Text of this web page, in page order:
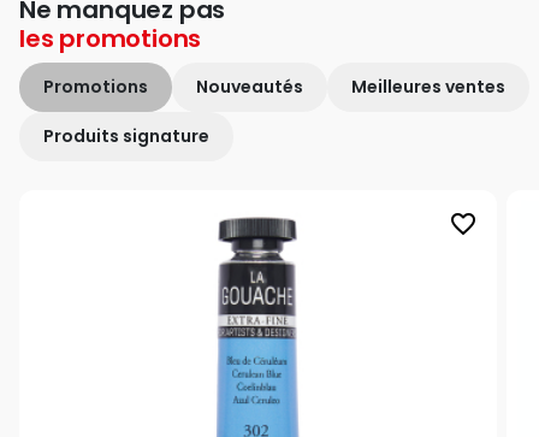
Ne manquez pas
les promotions
Promotions Nouveautés Meilleures ventes
Produits signature
favorite_border